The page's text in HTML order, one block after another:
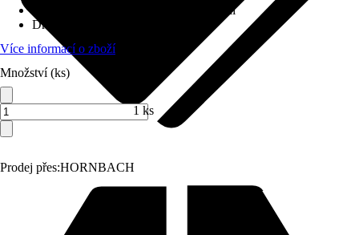
Prodej přes:HORNBACH
Spojování, Sváření, Šroubování
Druh závitu
Více informací o zboží
Množství (ks)
1 ks